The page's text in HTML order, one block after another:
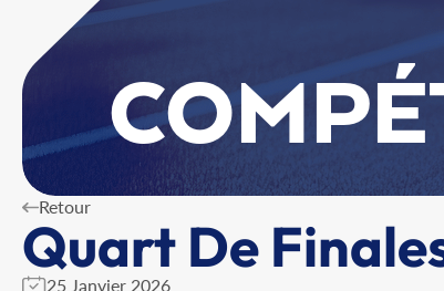
Retour
Quart De
25 Janvier 2026